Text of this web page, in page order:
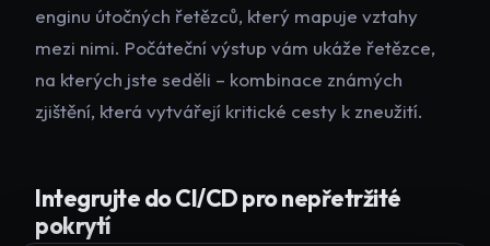
enginu útočných řetězců, který mapuje vztahy
mezi nimi. Počáteční výstup vám ukáže řetězce,
na kterých jste seděli – kombinace známých
zjištění, která vytvářejí kritické cesty k zneužití.
Integrujte do CI/CD pro nepřetržité
pokrytí